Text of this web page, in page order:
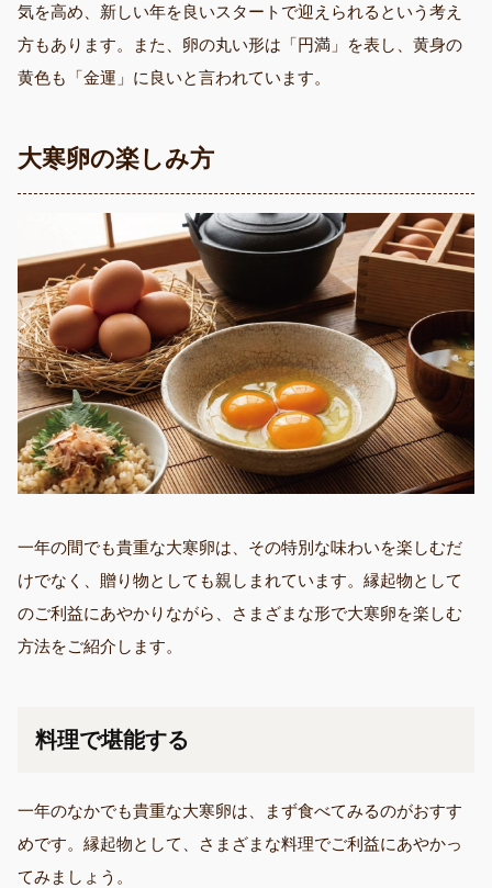
気を高め、新しい年を良いスタートで迎えられるという考え
方もあります。また、卵の丸い形は「円満」を表し、黄身の
黄色も「金運」に良いと言われています。
大寒卵の楽しみ方
一年の間でも貴重な大寒卵は、その特別な味わいを楽しむだ
けでなく、贈り物としても親しまれています。縁起物として
のご利益にあやかりながら、さまざまな形で大寒卵を楽しむ
方法をご紹介します。
料理で堪能する
一年のなかでも貴重な大寒卵は、まず食べてみるのがおすす
めです。縁起物として、さまざまな料理でご利益にあやかっ
てみましょう。